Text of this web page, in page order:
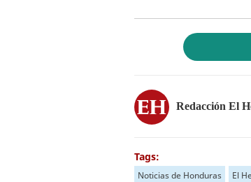
Redacción El
Tags:
Noticias de Honduras El